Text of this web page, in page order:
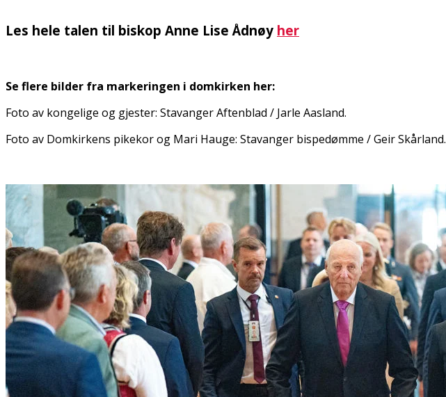
Les hele talen til biskop Anne Lise Ådnøy her
Se flere bilder fra markeringen i domkirken her:
Foto av kongelige og gjester: Stavanger Aftenblad / Jarle Aasland.
Foto av Domkirkens pikekor og Mari Hauge: Stavanger bispedømme / Geir Skårland.